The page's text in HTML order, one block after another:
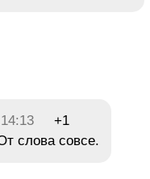
+1
слова совсе.